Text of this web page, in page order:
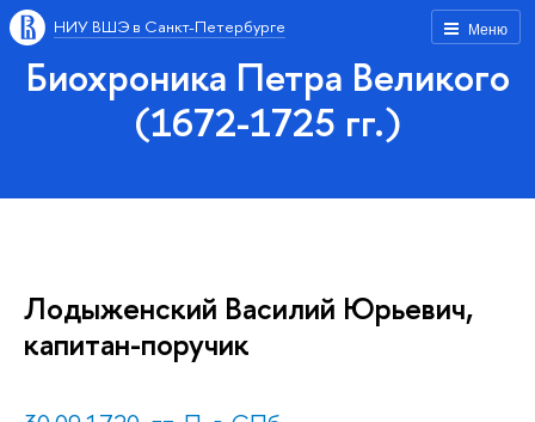
Меню
НИУ ВШЭ в Санкт-Петербурге
Биохроника Петра Великого
(1672-1725 гг.)
Лодыженский Василий Юрьевич,
капитан-поручик